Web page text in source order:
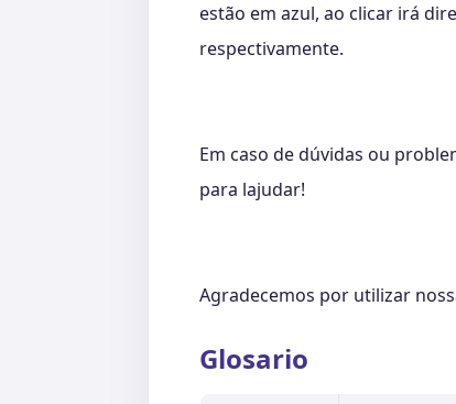
estão em azul, ao clicar irá
respectivamente.
Em caso de dúvidas ou
para lajudar!
Agradecemos por utilizar
Glosario